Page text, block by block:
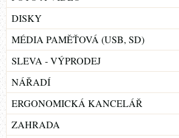
DISKY
MÉDIA PAMĚŤOVÁ (USB, SD)
SLEVA - VÝPRODEJ
NÁŘADÍ
ERGONOMICKÁ KANCELÁŘ
ZAHRADA